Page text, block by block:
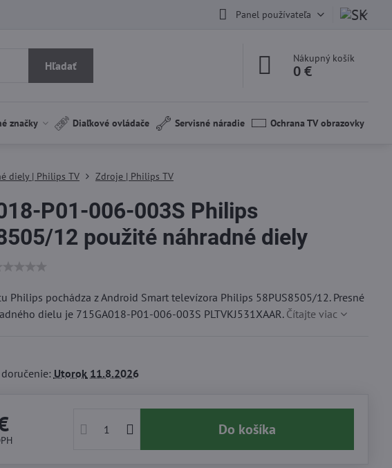
Panel používateľa
Hľadať
Nákupný košík
0 €
značky Diaľkové ovládače Servisné náradie Ochrana TV obrazovky
diely | Philips TV Zdroje | Philips TV
P01-006-003S Philips
12 použité náhradné diely
Philips pochádza z Android Smart televízora Philips 58PUS8505/12. Presné
dielu je 715GA018-P01-006-003S PLTVKJ531XAAR. Čítajte viac
Utorok11.8.2026
Do košíka